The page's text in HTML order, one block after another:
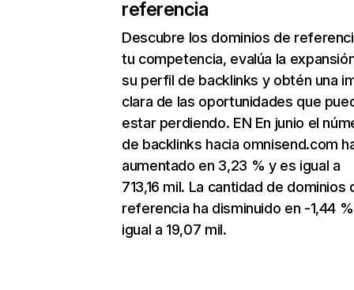
referencia
Descubre los dominios de
tu competencia, evalúa la
su perfil de backlinks y obtén una
clara de las oportunidades que
estar perdiendo. EN En junio el
de backlinks hacia omnisend.com
aumentado en 3,23 % y es igual a
713,16 mil. La cantidad de dominios
referencia ha disminuido en -1,44
igual a 19,07 mil.